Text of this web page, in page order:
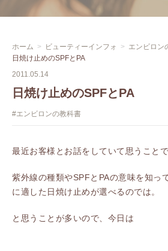
ホーム ビューティーインフォ
エンビロン
日焼け止めのSPFとPA
2011.05.14
日焼け止めのSPFとPA
#エンビロンの教科書
最近お客様とお話をしていて思うこと
紫外線の種類やSPFとPAの意味を知っ
に適した日焼け止めが選べるのでは。
と思うことが多いので、今日は